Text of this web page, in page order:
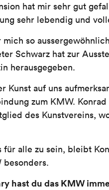
hat mir sehr gut
sehr lebendig und
so
Schwarz hat zur
herausgegeben.
Kunst auf uns
zum KMW.
des Kunstvereins,
alle zu sein, bleibt
besonders.
hast du das KMW